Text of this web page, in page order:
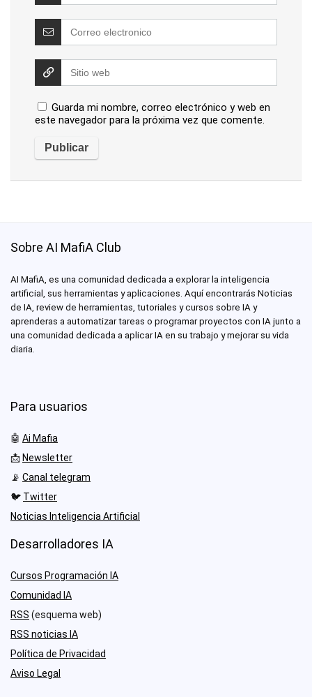
Guarda mi nombre, correo electrónico y web en
este navegador para la próxima vez que comente.
Sobre AI MafiA Club
AI MafiA, es una comunidad dedicada a explorar la inteligencia
artificial, sus herramientas y aplicaciones. Aquí encontrarás Noticias
de IA, review de herramientas, tutoriales y cursos sobre IA y
aprenderas a automatizar tareas o programar proyectos con IA junto a
una comunidad dedicada a aplicar IA en su trabajo y mejorar su vida
diaria.
Para usuarios
🤖 Ai Mafia
📩 Newsletter
📡 Canal telegram
🐦 Twitter
Noticias Inteligencia Artificial
Desarrolladores IA
Cursos Programación IA
Comunidad IA
RSS (esquema web)
RSS noticias IA
Política de Privacidad
Aviso Legal